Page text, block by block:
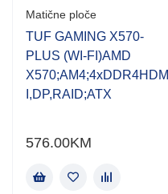
Rated
0.001
out
of
5
Matične ploče
TUF GAMING X570-
PLUS (WI-FI)AMD
X570;AM4;4xDDR4HDM
I,DP,RAID;ATX
576.00KM